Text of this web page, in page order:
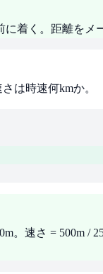
着く。距離を
は時速何kmか。
速さ = 500m /